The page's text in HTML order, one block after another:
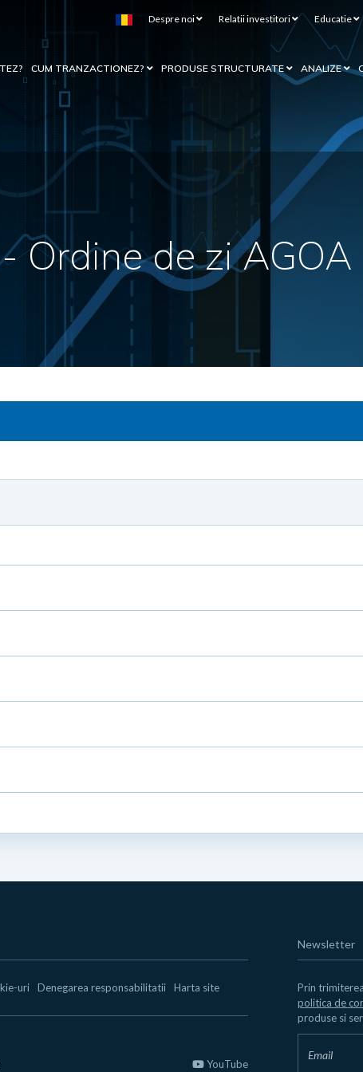
Despre noi Relatii investitori Educatie
CUM TRANZACTIONEZ? PRODUSE STRUCTURATE ANALIZE
Ordine de zi AGOA
uri Denegarea responsabilitatii Harta site
YouTube
Newsletter
Prin
politica de
produse si